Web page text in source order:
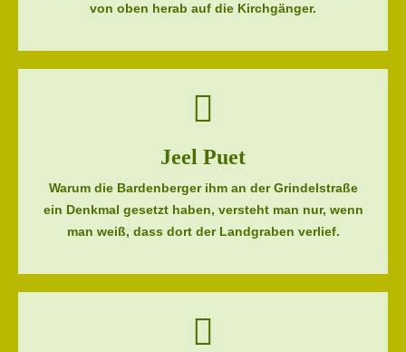
von oben herab auf die Kirchgänger.
Jeel Puet
Warum die Bardenberger ihm an der Grindelstraße
ein Denkmal gesetzt haben, versteht man nur, wenn
man weiß, dass dort der Landgraben verlief.